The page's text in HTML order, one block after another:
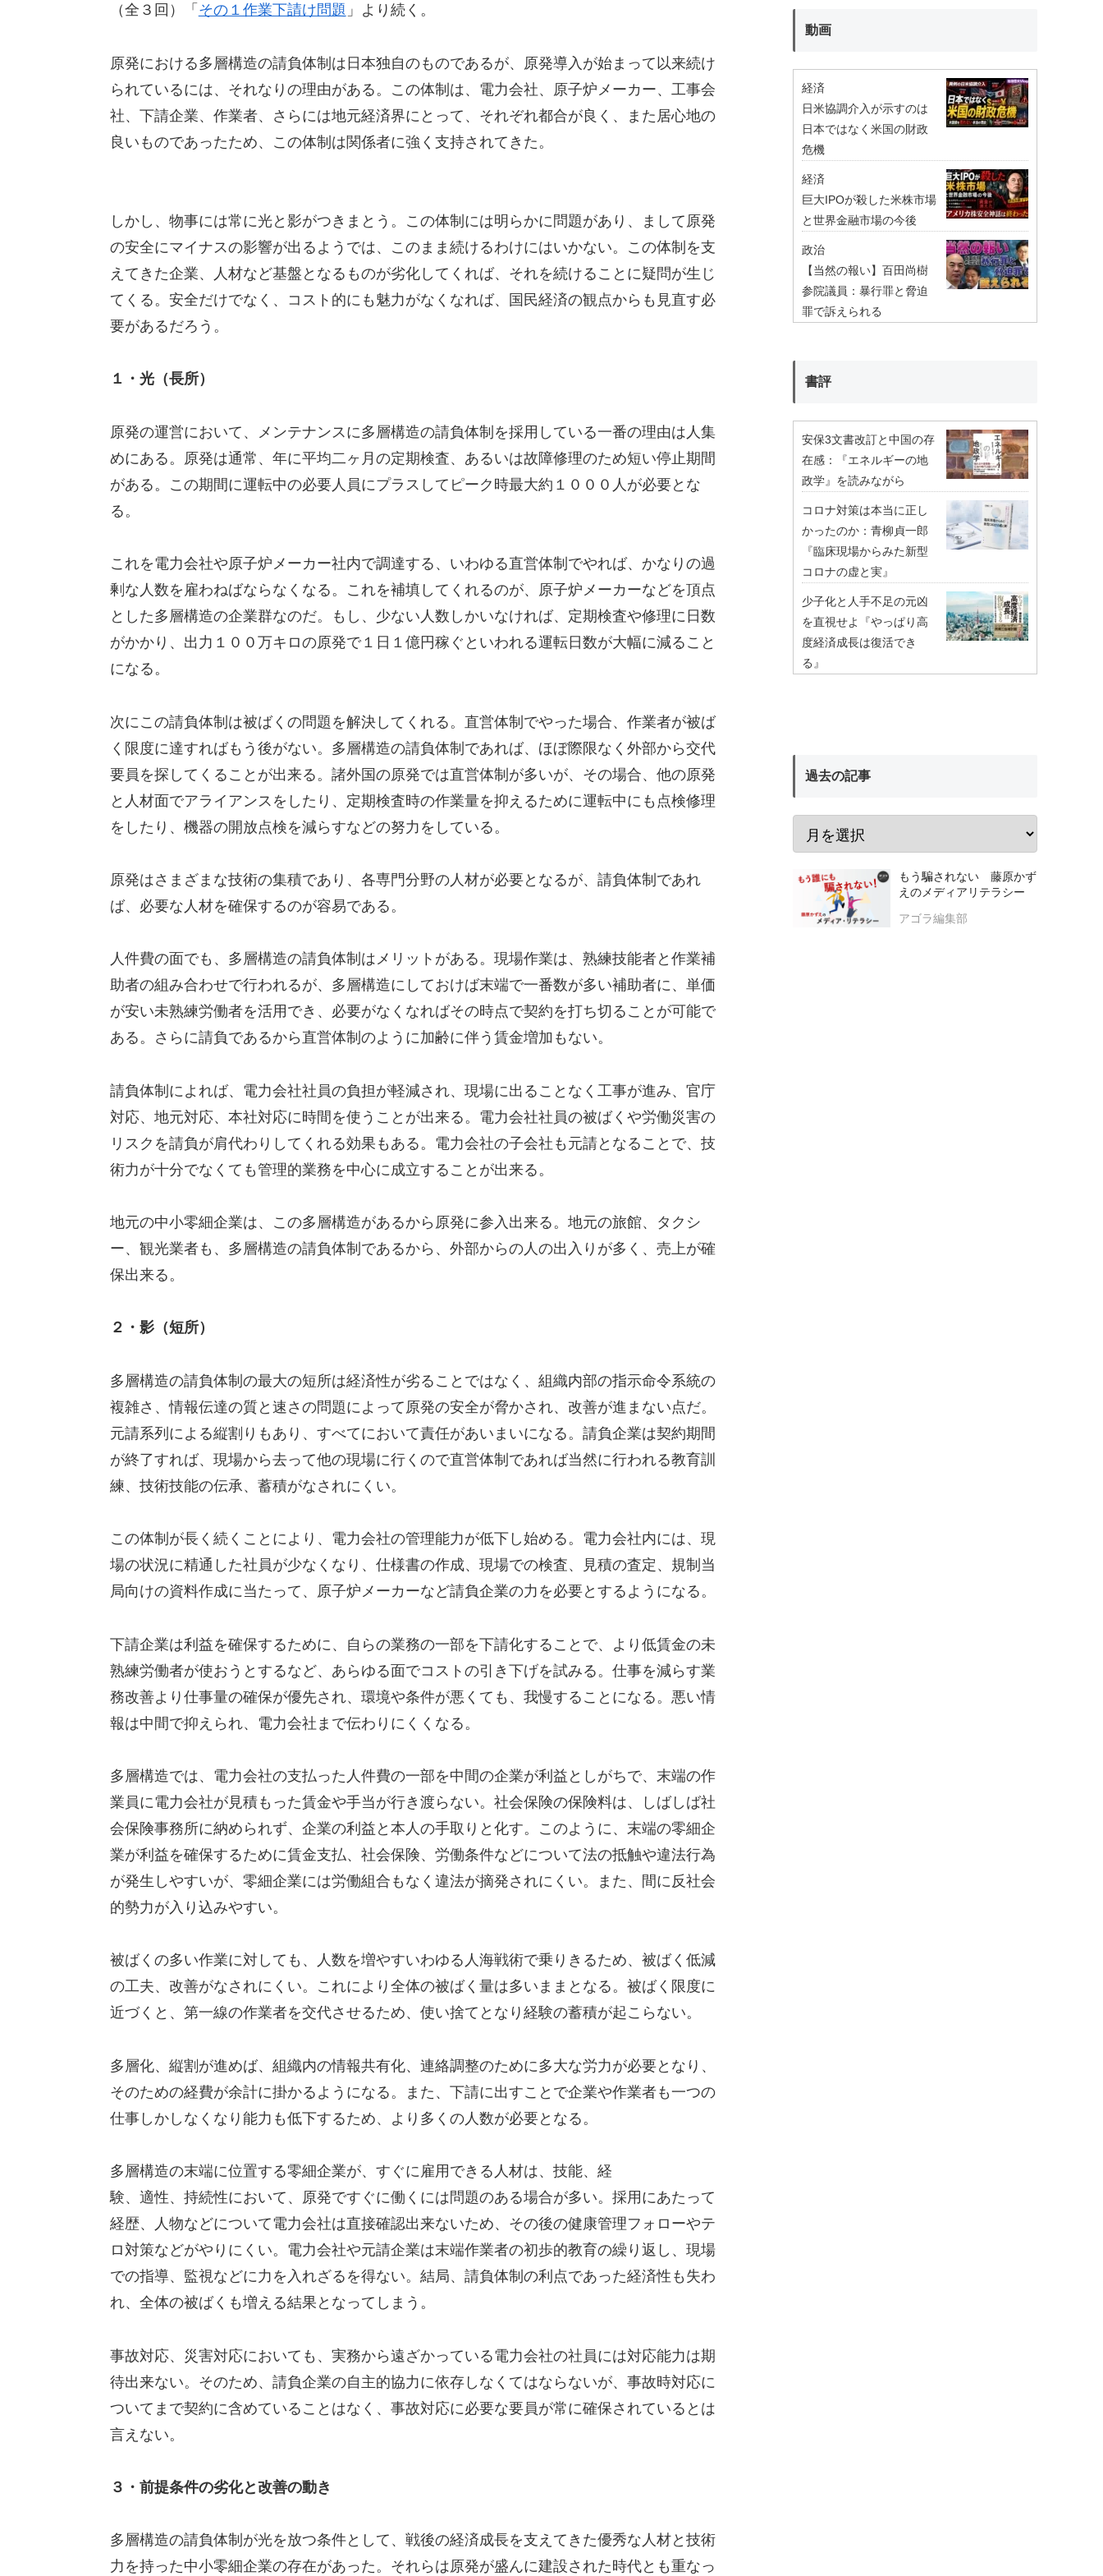
（全３回）「 その１作業下請け問題 」より続く。
原発における多層構造の請負体制は日本独自のものであるが、原発導入が始まって以来続け
られているには、それなりの理由がある。この体制は、電力会社、原子炉メーカー、工事会
社、下請企業、作業者、さらには地元経済界にとって、それぞれ都合が良く、また居心地の
良いものであったため、この体制は関係者に強く支持されてきた。
しかし、物事には常に光と影がつきまとう。この体制には明らかに問題があり、まして原発
の安全にマイナスの影響が出るようでは、このまま続けるわけにはいかない。この体制を支
えてきた企業、人材など基盤となるものが劣化してくれば、それを続けることに疑問が生じ
てくる。安全だけでなく、コスト的にも魅力がなくなれば、国民経済の観点からも見直す必
要があるだろう。
１・光（長所）
原発の運営において、メンテナンスに多層構造の請負体制を採用している一番の理由は人集
めにある。原発は通常、年に平均二ヶ月の定期検査、あるいは故障修理のため短い停止期間
がある。この期間に運転中の必要人員にプラスしてピーク時最大約１０００人が必要とな
る。
これを電力会社や原子炉メーカー社内で調達する、いわゆる直営体制でやれば、かなりの過
剰な人数を雇わねばならなくなる。これを補填してくれるのが、原子炉メーカーなどを頂点
とした多層構造の企業群なのだ。もし、少ない人数しかいなければ、定期検査や修理に日数
がかかり、出力１００万キロの原発で１日１億円稼ぐといわれる運転日数が大幅に減ること
になる。
次にこの請負体制は被ばくの問題を解決してくれる。直営体制でやった場合、作業者が被ば
く限度に達すればもう後がない。多層構造の請負体制であれば、ほぼ際限なく外部から交代
要員を探してくることが出来る。諸外国の原発では直営体制が多いが、その場合、他の原発
と人材面でアライアンスをしたり、定期検査時の作業量を抑えるために運転中にも点検修理
をしたり、機器の開放点検を減らすなどの努力をしている。
原発はさまざまな技術の集積であり、各専門分野の人材が必要となるが、請負体制であれ
ば、必要な人材を確保するのが容易である。
人件費の面でも、多層構造の請負体制はメリットがある。現場作業は、熟練技能者と作業補
助者の組み合わせで行われるが、多層構造にしておけば末端で一番数が多い補助者に、単価
が安い未熟練労働者を活用でき、必要がなくなればその時点で契約を打ち切ることが可能で
ある。さらに請負であるから直営体制のように加齢に伴う賃金増加もない。
請負体制によれば、電力会社社員の負担が軽減され、現場に出ることなく工事が進み、官庁
対応、地元対応、本社対応に時間を使うことが出来る。電力会社社員の被ばくや労働災害の
リスクを請負が肩代わりしてくれる効果もある。電力会社の子会社も元請となることで、技
術力が十分でなくても管理的業務を中心に成立することが出来る。
地元の中小零細企業は、この多層構造があるから原発に参入出来る。地元の旅館、タクシ
ー、観光業者も、多層構造の請負体制であるから、外部からの人の出入りが多く、売上が確
保出来る。
２・影（短所）
多層構造の請負体制の最大の短所は経済性が劣ることではなく、組織内部の指示命令系統の
複雑さ、情報伝達の質と速さの問題によって原発の安全が脅かされ、改善が進まない点だ。
元請系列による縦割りもあり、すべてにおいて責任があいまいになる。請負企業は契約期間
が終了すれば、現場から去って他の現場に行くので直営体制であれば当然に行われる教育訓
練、技術技能の伝承、蓄積がなされにくい。
この体制が長く続くことにより、電力会社の管理能力が低下し始める。電力会社内には、現
場の状況に精通した社員が少なくなり、仕様書の作成、現場での検査、見積の査定、規制当
局向けの資料作成に当たって、原子炉メーカーなど請負企業の力を必要とするようになる。
下請企業は利益を確保するために、自らの業務の一部を下請化することで、より低賃金の未
熟練労働者が使おうとするなど、あらゆる面でコストの引き下げを試みる。仕事を減らす業
務改善より仕事量の確保が優先され、環境や条件が悪くても、我慢することになる。悪い情
報は中間で抑えられ、電力会社まで伝わりにくくなる。
多層構造では、電力会社の支払った人件費の一部を中間の企業が利益としがちで、末端の作
業員に電力会社が見積もった賃金や手当が行き渡らない。社会保険の保険料は、しばしば社
会保険事務所に納められず、企業の利益と本人の手取りと化す。このように、末端の零細企
業が利益を確保するために賃金支払、社会保険、労働条件などについて法の抵触や違法行為
が発生しやすいが、零細企業には労働組合もなく違法が摘発されにくい。また、間に反社会
的勢力が入り込みやすい。
被ばくの多い作業に対しても、人数を増やすいわゆる人海戦術で乗りきるため、被ばく低減
の工夫、改善がなされにくい。これにより全体の被ばく量は多いままとなる。被ばく限度に
近づくと、第一線の作業者を交代させるため、使い捨てとなり経験の蓄積が起こらない。
多層化、縦割が進めば、組織内の情報共有化、連絡調整のために多大な労力が必要となり、
そのための経費が余計に掛かるようになる。また、下請に出すことで企業や作業者も一つの
仕事しかしなくなり能力も低下するため、より多くの人数が必要となる。
多層構造の末端に位置する零細企業が、すぐに雇用できる人材は、技能、経
験、適性、持続性において、原発ですぐに働くには問題のある場合が多い。採用にあたって
経歴、人物などについて電力会社は直接確認出来ないため、その後の健康管理フォローやテ
ロ対策などがやりにくい。電力会社や元請企業は末端作業者の初歩的教育の繰り返し、現場
での指導、監視などに力を入れざるを得ない。結局、請負体制の利点であった経済性も失わ
れ、全体の被ばくも増える結果となってしまう。
事故対応、災害対応においても、実務から遠ざかっている電力会社の社員には対応能力は期
待出来ない。そのため、請負企業の自主的協力に依存しなくてはならないが、事故時対応に
ついてまで契約に含めていることはなく、事故対応に必要な要員が常に確保されているとは
言えない。
３・前提条件の劣化と改善の動き
多層構造の請負体制が光を放つ条件として、戦後の経済成長を支えてきた優秀な人材と技術
力を持った中小零細企業の存在があった。それらは原発が盛んに建設された時代とも重なっ
動画
経済
日米協調介入が示すのは
日本ではなく米国の財政
危機
経済
巨大IPOが殺した米株市場
と世界金融市場の今後
政治
【当然の報い】百田尚樹
参院議員：暴行罪と脅迫
罪で訴えられる
書評
安保3文書改訂と中国の存
在感：『エネルギーの地
政学』を読みながら
コロナ対策は本当に正し
かったのか：青柳貞一郎
『臨床現場からみた新型
コロナの虚と実』
少子化と人手不足の元凶
を直視せよ『やっぱり高
度経済成長は復活でき
る』
過去の記事
もう騙されない 藤原かず
えのメディアリテラシー
アゴラ編集部